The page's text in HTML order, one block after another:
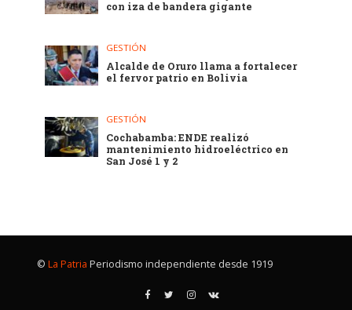
con iza de bandera gigante
GESTIÓN
Alcalde de Oruro llama a fortalecer
el fervor patrio en Bolivia
GESTIÓN
Cochabamba: ENDE realizó
mantenimiento hidroeléctrico en
San José 1 y 2
© La Patria Periodismo independiente desde 1919